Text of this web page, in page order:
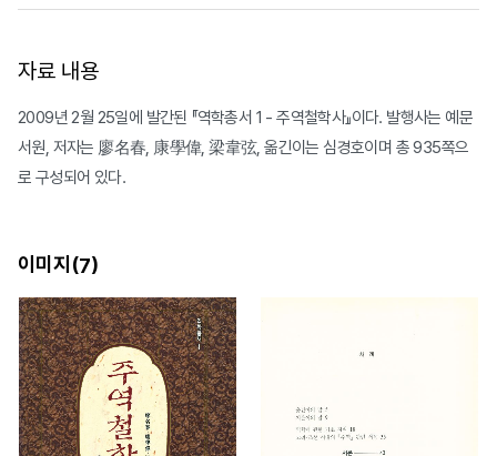
자료 내용
2009년 2월 25일에 발간된 『역학총서 1 - 주역철학사』이다. 발행사는 예문
서원, 저자는 廖名春, 康學偉, 梁韋弦, 옮긴이는 심경호이며 총 935쪽으
로 구성되어 있다.
이미지(7)